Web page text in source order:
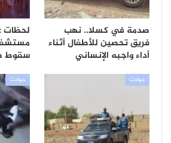
صدمة في كسلا.. نهب
فريق تحصين للأطفال أثناء
أداء واجبه الإنساني
سقوط
حوادث حوادث